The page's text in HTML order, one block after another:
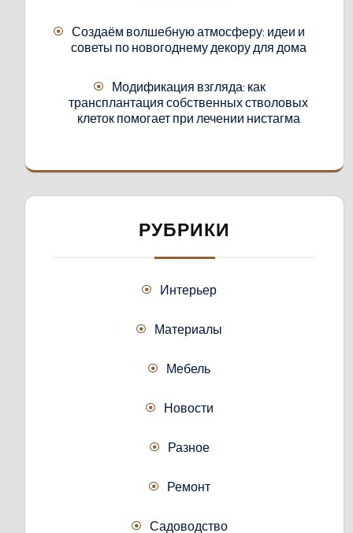
Создаём волшебную атмосферу: идеи и
советы по новогоднему декору для дома
Модификация взгляда: как
трансплантация собственных стволовых
клеток помогает при лечении нистагма
РУБРИКИ
Интерьер
Материалы
Мебель
Новости
Разное
Ремонт
Садоводство